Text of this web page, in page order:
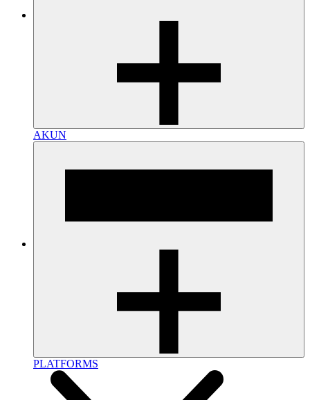
AKUN
PLATFORMS